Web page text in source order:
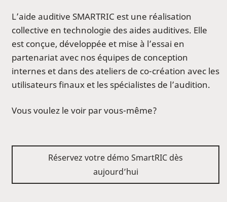
L’aide auditive SMARTRIC est une réalisation
collective en technologie des aides auditives. Elle
est conçue, développée et mise à l’essai en
partenariat avec nos équipes de conception
internes et dans des ateliers de co-création avec les
utilisateurs finaux et les spécialistes de l’audition.
Vous voulez le voir par vous-même?
Réservez votre démo SmartRIC dès
aujourd’hui